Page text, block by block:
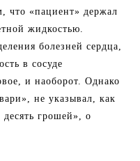
что «пациент» держал
жидкостью.
болезней сердца,
в сосуде
и наоборот. Однако
не указывал, как
грошей», о